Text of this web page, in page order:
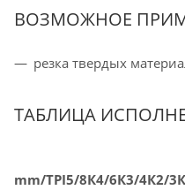
ВОЗМОЖНОЕ
резка твердых
ТАБЛИЦА
mm/TPI5/8К4/6К3/4К2/3К